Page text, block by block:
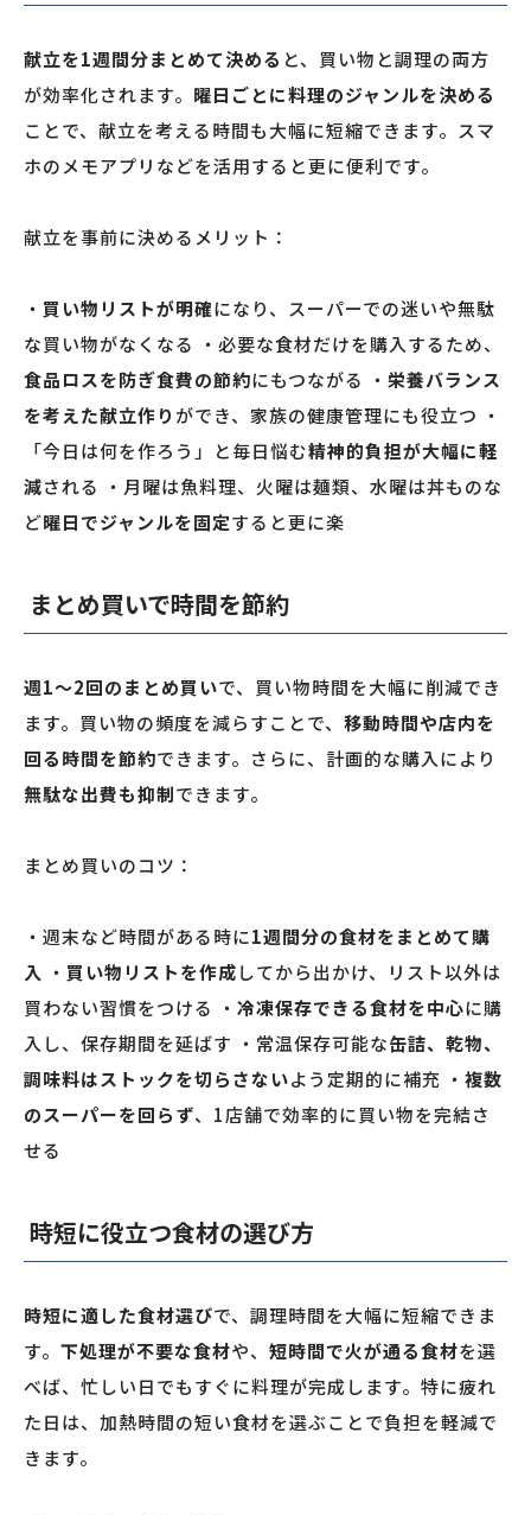
献立を1週間分まとめて決める と、買い物と調理の両方
が効率化されます。 曜日ごとに料理のジャンルを決める
ことで、献立を考える時間も大幅に短縮できます。スマ
ホのメモアプリなどを活用すると更に便利です。
献立を事前に決めるメリット：
・ 買い物リストが明確になり、スーパーでの迷いや無駄
な買い物がなくなる ・必要な食材だけを購入するため、
食品ロスを防ぎ食費の節約にもつながる ・ 栄養バランス
を考えた献立作り ができ、家族の健康管理にも役立つ ・
「今日は何を作ろう」と毎日悩む精神的負担が大幅に軽
減される ・月曜は魚料理、火曜は麺類、水曜は丼ものな
ど曜日でジャンルを固定すると更に楽
まとめ買いで時間を節約
週1～2回のまとめ買いで、買い物時間を大幅に削減でき
ます。買い物の頻度を減らすことで、 移動時間や店内を
回る時間を節約できます。さらに、計画的な購入により
無駄な出費も抑制できます。
まとめ買いのコツ：
・週末など時間がある時に1週間分の食材をまとめて購
入 ・ 買い物リストを作成してから出かけ、リスト以外は
買わない習慣をつける ・ 冷凍保存できる食材を中心に購
入し、保存期間を延ばす ・常温保存可能な缶詰、乾物、
調味料はストックを切らさないよう定期的に補充 ・ 複数
のスーパーを回らず、1店舗で効率的に買い物を完結さ
せる
時短に役立つ食材の選び方
時短に適した食材選びで、調理時間を大幅に短縮できま
す。 下処理が不要な食材や、 短時間で火が通る食材を選
べば、忙しい日でもすぐに料理が完成します。特に疲れ
た日は、加熱時間の短い食材を選ぶことで負担を軽減で
きます。